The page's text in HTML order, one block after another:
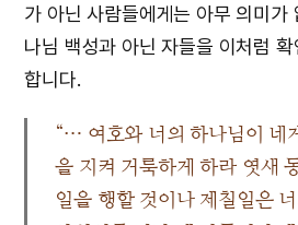
가 아닌 사람들에게는 아무 의미가
나님 백성과 아닌 자들을 이처럼
합니다.
“… 여호와 너의 하나님이 네
을 지켜 거룩하게 하라 엿새
일을 행할 것이나 제칠일은